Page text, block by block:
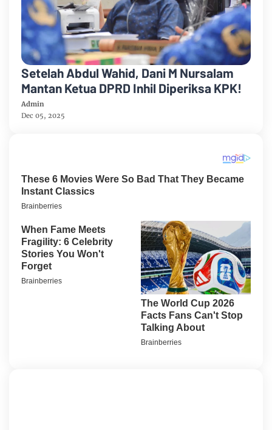
Setelah Abdul Wahid, Dani M Nursalam
Mantan Ketua DPRD Inhil Diperiksa KPK!
Admin
Dec 05, 2025